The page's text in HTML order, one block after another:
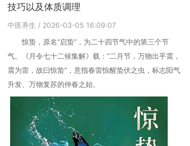
技巧以及体质调理
中医养生 / 2026-03-05 16:09:07
惊蛰，原名“启蛰”，为二十四节气中的第三个节
气。《月令七十二候集解》载：“二月节，万物出乎震，
震为雷，故曰惊蛰”，意指春雷惊醒蛰伏之虫，标志阳气
升发、万物复苏的仲春之始。